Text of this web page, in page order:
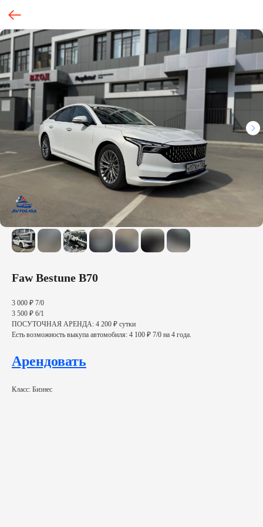
Faw Bestune B70
3 000 ₽ 7/0
3 500 ₽ 6/1
ПОСУТОЧНАЯ АРЕНДА: 4 200 ₽ сутки
Есть возможность выкупа автомобиля: 4 100 ₽ 7/0 на 4 года.
Арендовать
Класс: Бизнес